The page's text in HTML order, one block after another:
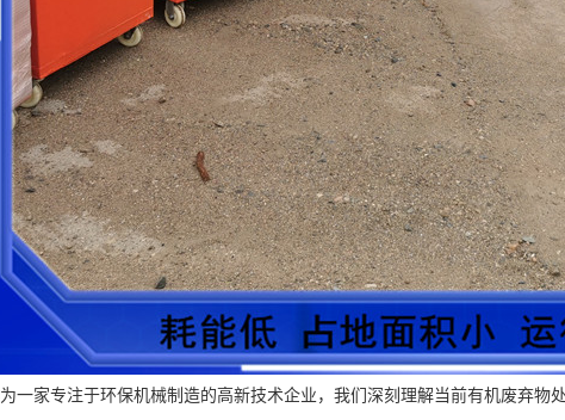
一家专注于环保机械制造的高新技术企业，我们深刻理解当前有机废弃物